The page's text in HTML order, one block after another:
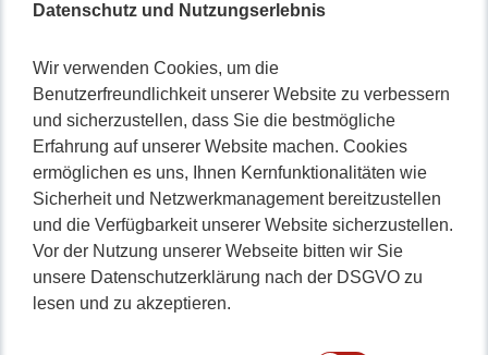
Datenschutz und Nutzungserlebnis
Wir verwenden Cookies, um die
Benutzerfreundlichkeit unserer Website zu verbessern
und sicherzustellen, dass Sie die bestmögliche
Erfahrung auf unserer Website machen. Cookies
ermöglichen es uns, Ihnen Kernfunktionalitäten wie
Sicherheit und Netzwerkmanagement bereitzustellen
und die Verfügbarkeit unserer Website sicherzustellen.
Vor der Nutzung unserer Webseite bitten wir Sie
unsere Datenschutzerklärung nach der DSGVO zu
lesen und zu akzeptieren.
Nicht lange schnacken
gleich durchstarten!
0234 / 904 8115